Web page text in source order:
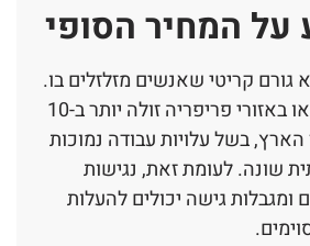
על המחיר הסופי
גורם קריטי שאנשים מזלזלים בו.
בנייה בצפון הארץ או באזורי פריפריה זולה יותר ב-10
הארץ, בשל עלויות עבודה נמוכות
שונה. לעומת זאת, נגישות
ומגבלות גישה יכולים להעלות